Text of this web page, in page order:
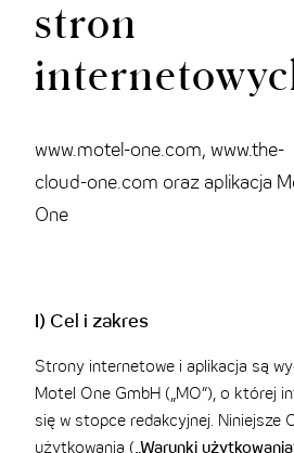
stron
www.motel-one.com, www.the-
cloud-one.com oraz aplikacja
One
I) Cel i zakres
Strony internetowe i aplikacja są
Motel One GmbH („MO”), o której
się w stopce redakcyjnej. Niniejsze
użytkowania ( „Warunki